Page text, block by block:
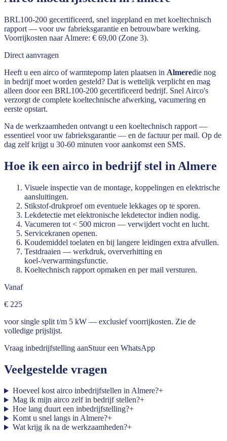
BRL100-200 gecertificeerd, snel ingepland en met koeltechnisch
rapport — voor uw fabrieksgarantie en betrouwbare werking.
Voorrijkosten naar Almere: € 69,00 (Zone 3).
Direct aanvragen
Heeft u een airco of warmtepomp laten plaatsen in Almeredie nog
in bedrijf moet worden gesteld? Dat is wettelijk verplicht en mag
alleen door een BRL100-200 gecertificeerd bedrijf. Snel Airco's
verzorgt de complete koeltechnische afwerking, vacumering en
eerste opstart.
Na de werkzaamheden ontvangt u een koeltechnisch rapport —
essentieel voor uw fabrieksgarantie — en de factuur per mail. Op de
dag zelf krijgt u 30-60 minuten voor aankomst een SMS.
Hoe ik een airco in bedrijf stel in Almere
Visuele inspectie van de montage, koppelingen en elektrische
aansluitingen.
Stikstof-drukproef om eventuele lekkages op te sporen.
Lekdetectie met elektronische lekdetector indien nodig.
Vacumeren tot < 500 micron — verwijdert vocht en lucht.
Servicekranen openen.
Koudemiddel toelaten en bij langere leidingen extra afvullen.
Testdraaien — werkdruk, oververhitting en
koel-/verwarmingsfunctie.
Koeltechnisch rapport opmaken en per mail versturen.
Vanaf
€ 225
voor single split t/m 5 kW — exclusief voorrijkosten. Zie de
volledige prijslijst.
Vraag inbedrijfstelling aanStuur een WhatsApp
Veelgestelde vragen
Hoeveel kost airco inbedrijfstellen in Almere?+
Mag ik mijn airco zelf in bedrijf stellen?+
Hoe lang duurt een inbedrijfstelling?+
Komt u snel langs in Almere?+
Wat krijg ik na de werkzaamheden?+